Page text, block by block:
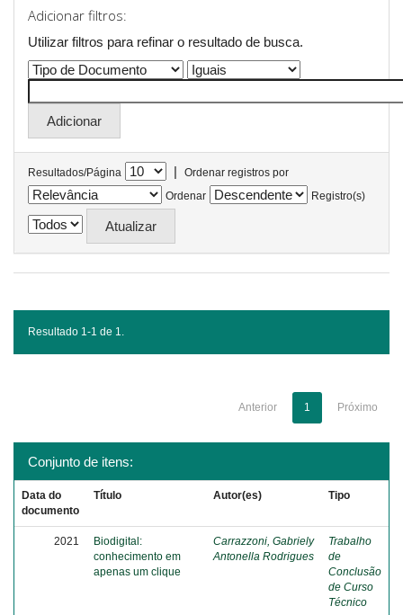
Adicionar filtros:
Utilizar filtros para refinar o resultado de busca.
Resultados/Página |
Ordenar registros por
Ordenar
Registro(s)
Resultado 1-1 de 1.
Anterior 1 Próximo
Conjunto de itens:
Data do
documento
Título Autor(es) Tipo
2021
Biodigital:
conhecimento em
apenas um clique
Carrazzoni, Gabriely
Antonella Rodrigues
Trabalho
de
Conclusão
de Curso
Técnico